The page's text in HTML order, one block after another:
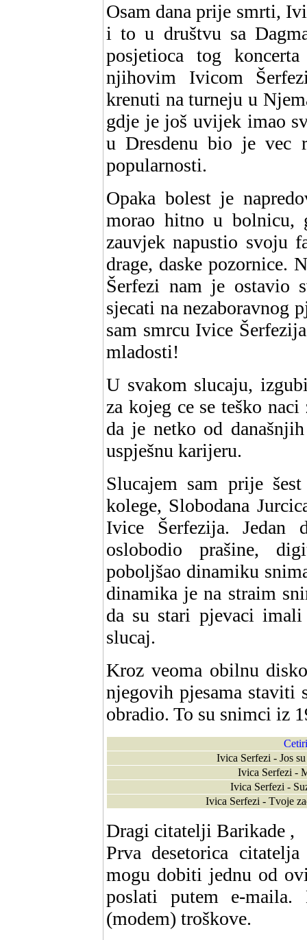
Osam dana prije smrti,
i to u društvu sa
posjetioca tog
njihovim Ivicom
krenuti na turneju u
gdje je još uvijek imao
u Dresdenu bio je vec
popularnosti.
Opaka bolest je
morao hitno u bolnicu,
zauvjek napustio svoju
drage, daske pozornice.
Šerfezi nam je ostavio
sjecati na nezaboravnog
sam smrcu Ivice
mladosti!
U svakom slucaju,
za kojeg ce se teško
da je netko od
uspješnu karijeru.
Slucajem sam prije
kolege, Slobodana
Ivice Šerfezija.
oslobodio prašine,
poboljšao dinamiku
dinamika je na straim
da su stari pjevaci
slucaj.
Kroz veoma obilnu
njegovih pjesama staviti
obradio. To su snimci iz
Ivica Serfezi - Jos
Ivica Serfezi -
Ivica Serfezi -
Ivica Serfezi - Tvoje
Dragi citatelji Barikade ,
Prva desetorica
mogu dobiti jednu od
poslati putem e-maila.
(modem) troškove.